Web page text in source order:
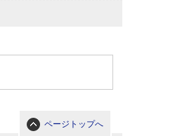
ページトップへ